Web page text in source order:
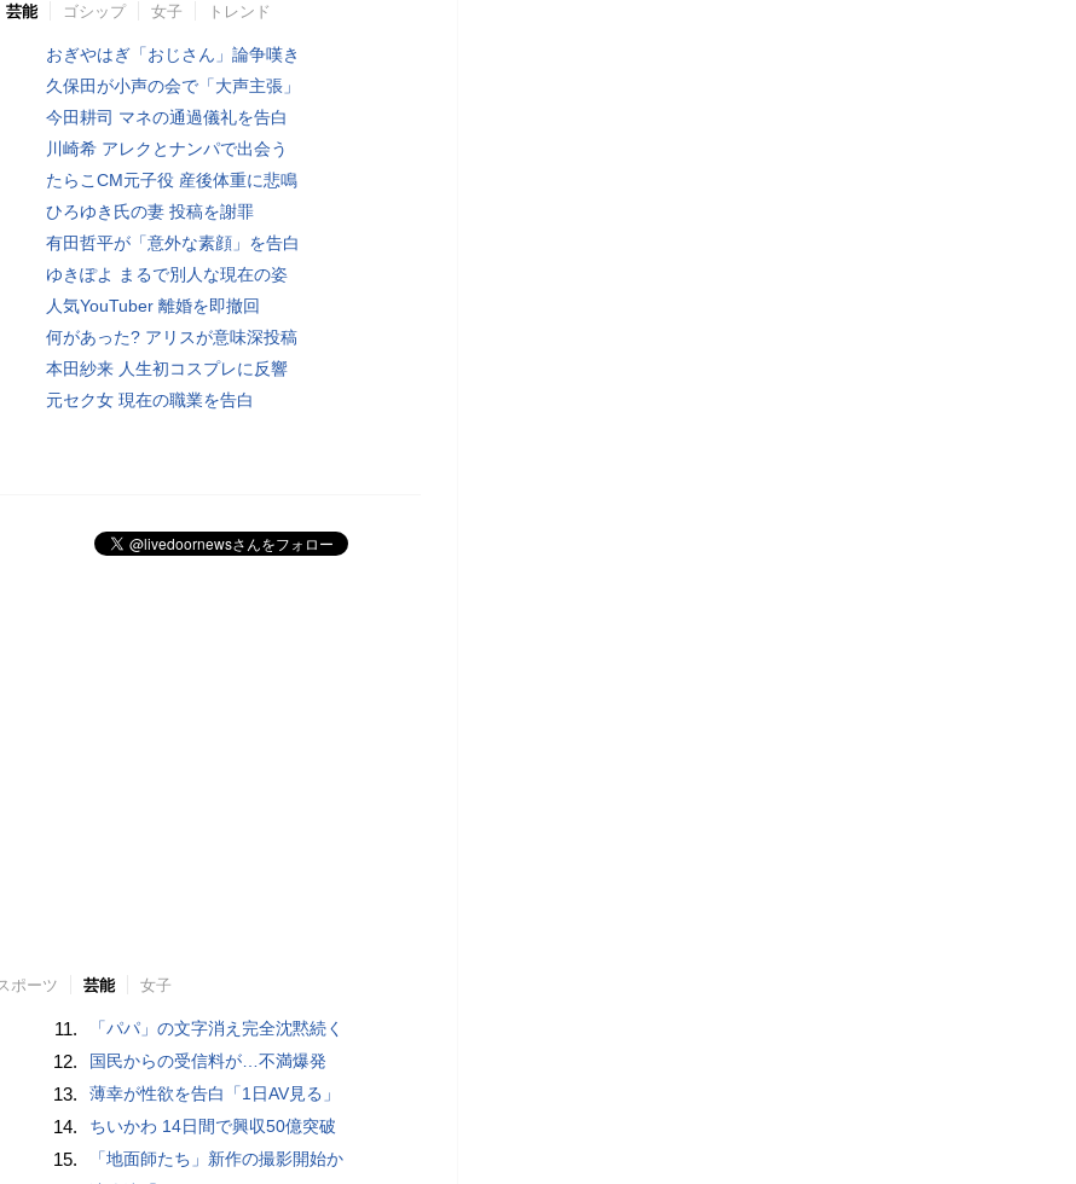
芸能 ゴシップ 女子 トレンド
おぎやはぎ「おじさん」論争嘆き
久保田が小声の会で「大声主張」
今田耕司 マネの通過儀礼を告白
川崎希 アレクとナンパで出会う
たらこCM元子役 産後体重に悲鳴
ひろゆき氏の妻 投稿を謝罪
有田哲平が「意外な素顔」を告白
ゆきぽよ まるで別人な現在の姿
人気YouTuber 離婚を即撤回
何があった? アリスが意味深投稿
本田紗来 人生初コスプレに反響
元セク女 現在の職業を告白
ポーツ 芸能 女子
11. 「パパ」の文字消え完全沈黙続く
12. 国民からの受信料が…不満爆発
13. 薄幸が性欲を告白「1日AV見る」
14. ちいかわ 14日間で興収50億突破
15. 「地面師たち」新作の撮影開始か